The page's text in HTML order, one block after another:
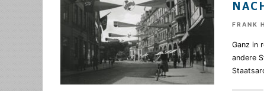
FRANK
Ganz in
andere